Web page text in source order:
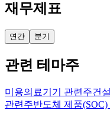
재무제표
연간 분기
관련 테마주
미용의료기기 관련주건
관련주반도체 제품